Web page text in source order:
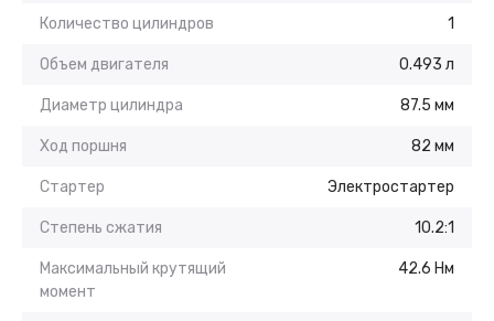
Количество цилиндров 1
Объем двигателя 0.493 л
Диаметр цилиндра 87.5 мм
Ход поршня 82 мм
Стартер Электростартер
Степень сжатия 10.2:1
Максимальный крутящий
момент
42.6 Нм